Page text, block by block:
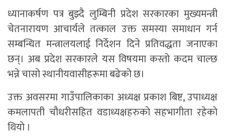
ध्यानाकर्षण पत्र बुझ्दै लुम्बिनी प्रदेश सरकारका मुख्यमन्त्री
चेतनारायण आचार्यले तत्काल उक्त समस्या समाधान गर्न
सम्बन्धित मन्त्रालयलाई निर्देशन दिने प्रतिवद्धता जनाएका
छन्। अब प्रदेश सरकारले यस विषयमा कस्तो कदम चाल्छ
भन्ने चासो स्थानीयवासीहरूमा बढेको छ।
उक्त अवसरमा गाउँपालिकाका अध्यक्ष प्रकाश बिष्ट, उपाध्यक्ष
कमलापती चाैधरीसहित वडाध्यक्षहरुकाे सहभागीता रहेकाे
थियाे ।